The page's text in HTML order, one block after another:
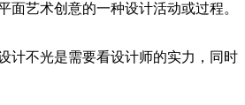
艺术创意的一种设计活动或过程。
计不光是需要看设计师的实力，同时